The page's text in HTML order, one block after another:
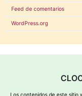
Feed de comentarios
WordPress.org
Los contenidos de este sitio